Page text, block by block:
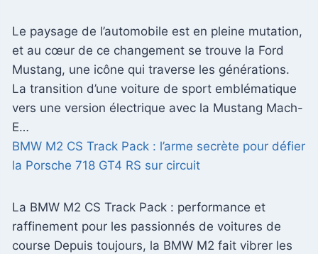
Le paysage de l’automobile est en pleine mutation,
et au cœur de ce changement se trouve la Ford
Mustang, une icône qui traverse les générations.
La transition d’une voiture de sport emblématique
vers une version électrique avec la Mustang Mach-
E…
BMW M2 CS Track Pack : l’arme secrète pour défier
la Porsche 718 GT4 RS sur circuit
La BMW M2 CS Track Pack : performance et
raffinement pour les passionnés de voitures de
course Depuis toujours, la BMW M2 fait vibrer les